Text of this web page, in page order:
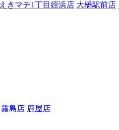
えきマチ1丁目姪浜店 大橋駅前店
霧島店 鹿屋店